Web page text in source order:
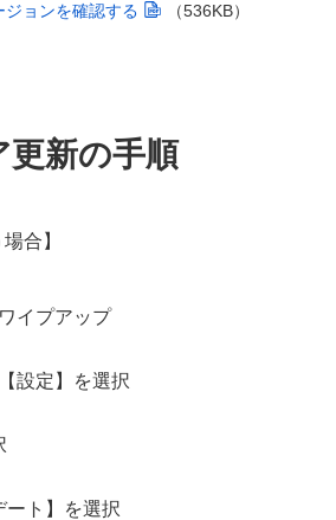
ョンを確認する （536KB）
新の手順
合】
イプアップ
設定】を選択
ート】を選択